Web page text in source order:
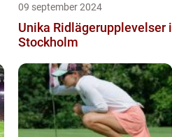
09 september 2024
Unika Ridlägerupplevelser i
Stockholm